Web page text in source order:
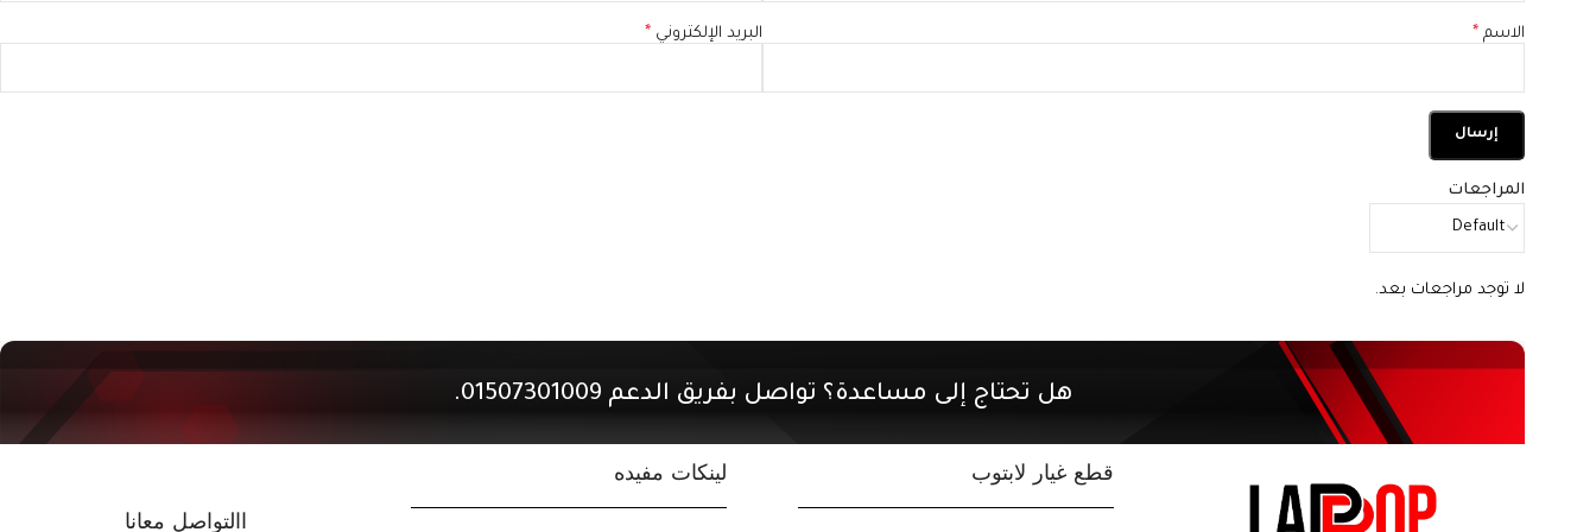
المراجعات
لا توجد مراجعات بعد.
الاسم * البريد الإلكتروني *
هل تحتاج إلى مساعدة؟ تواصل بفريق الدعم 01507301009.
قطع غيار لابتوب
لينكات مفيده
االتواصل معانا